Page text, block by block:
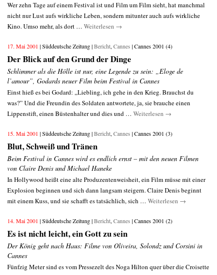
Wer zehn Tage auf einem Festival ist und Film um Film sieht, hat manchmal
nicht nur Lust aufs wirkliche Leben, sondern mitunter auch aufs wirkliche
Kino. Umso mehr, als dort … Weiterlesen →
17. Mai 2001 | Süddeutsche Zeitung |Bericht, Cannes | Cannes 2001 (4)
Der Blick auf den Grund der Dinge
Schlimmer als die Hölle ist nur, eine Legende zu sein: „Eloge de
l’amour”, Godards neuer Film beim Festival in Cannes
Einst hieß es bei Godard: „Liebling, ich gehe in den Krieg. Brauchst du
was?” Und die Freundin des Soldaten antwortete, ja, sie brauche einen
Lippenstift, einen Büstenhalter und dies und … Weiterlesen →
15. Mai 2001 | Süddeutsche Zeitung |Bericht, Cannes | Cannes 2001 (3)
Blut, Schweiß und Tränen
Beim Festival in Cannes wird es endlich ernst – mit den neuen Filmen
von Claire Denis und Michael Haneke
In Hollywood heißt eine alte Produzentenweisheit, ein Film müsse mit einer
Explosion beginnen und sich dann langsam steigern. Claire Denis beginnt
mit einem Kuss, und sie schafft es tatsächlich, sich … Weiterlesen →
14. Mai 2001 | Süddeutsche Zeitung |Bericht, Cannes | Cannes 2001 (2)
Es ist nicht leicht, ein Gott zu sein
Der König geht nach Haus: Filme von Oliveira, Solondz und Corsini in
Cannes
Fünfzig Meter sind es vom Pressezelt des Noga Hilton quer über die Croisette